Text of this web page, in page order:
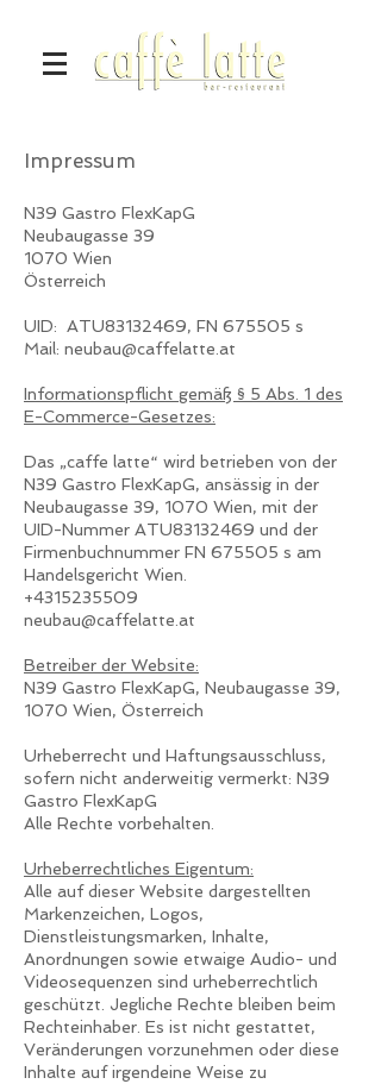
Impressum
N39 Gastro FlexKapG
Neubaugasse 39
1070 Wien
Österreich
UID: ATU83132469, FN 675505 s
Mail: neubau@caffelatte.at
Informationspflicht gemäß § 5 Abs. 1 des
E-Commerce-Gesetzes:
Das „caffe latte“ wird betrieben von der
N39 Gastro FlexKapG, ansässig in der
Neubaugasse 39, 1070 Wien, mit der
UID-Nummer ATU83132469 und der
Firmenbuchnummer FN 675505 s am
Handelsgericht Wien.
+4315235509
neubau@caffelatte.at
Betreiber der Website:
N39 Gastro FlexKapG, Neubaugasse 39,
1070 Wien, Österreich
Urheberrecht und Haftungsausschluss,
sofern nicht anderweitig vermerkt: N39
Gastro FlexKapG
Alle Rechte vorbehalten.
Urheberrechtliches Eigentum:
Alle auf dieser Website dargestellten
Markenzeichen, Logos,
Dienstleistungsmarken, Inhalte,
Anordnungen sowie etwaige Audio- und
Videosequenzen sind urheberrechtlich
geschützt. Jegliche Rechte bleiben beim
Rechteinhaber. Es ist nicht gestattet,
Veränderungen vorzunehmen oder diese
Inhalte auf irgendeine Weise zu